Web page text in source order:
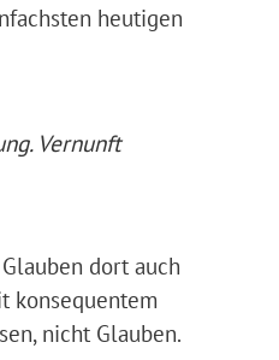
heutigen
Vernunft
dort auch
konsequentem
nicht Glauben.